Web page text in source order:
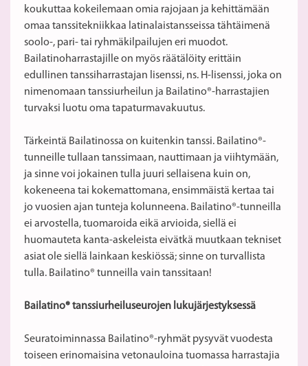
koukuttaa kokeilemaan omia rajojaan ja kehittämään
omaa tanssitekniikkaa latinalaistansseissa tähtäimenä
soolo-, pari- tai ryhmäkilpailujen eri muodot.
Bailatinoharrastajille on myös räätälöity erittäin
edullinen tanssiharrastajan lisenssi, ns. H-lisenssi, joka on
nimenomaan tanssiurheilun ja Bailatino®-harrastajien
turvaksi luotu oma tapaturmavakuutus.
Tärkeintä Bailatinossa on kuitenkin tanssi. Bailatino®-
tunneille tullaan tanssimaan, nauttimaan ja viihtymään,
ja sinne voi jokainen tulla juuri sellaisena kuin on,
kokeneena tai kokemattomana, ensimmäistä kertaa tai
jo vuosien ajan tunteja kolunneena. Bailatino®-tunneilla
ei arvostella, tuomaroida eikä arvioida, siellä ei
huomauteta kanta-askeleista eivätkä muutkaan tekniset
asiat ole siellä lainkaan keskiössä; sinne on turvallista
tulla. Bailatino® tunneilla vain tanssitaan!
Bailatino® tanssiurheiluseurojen lukujärjestyksessä
Seuratoiminnassa Bailatino®-ryhmät pysyvät vuodesta
toiseen erinomaisina vetonauloina tuomassa harrastajia